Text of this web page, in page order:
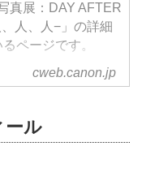
真展：DAY AFTER
人、人−」の詳細
ページです。
cweb.canon.jp
ール